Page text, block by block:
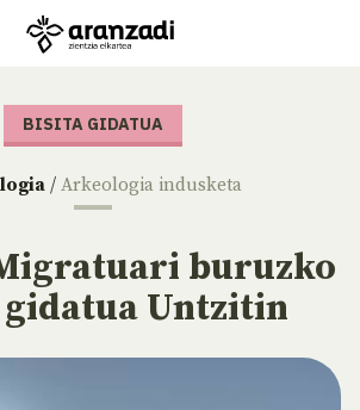
BISITA GIDATUA
/ Arkeologia indusketa
buruzko
Untzitin